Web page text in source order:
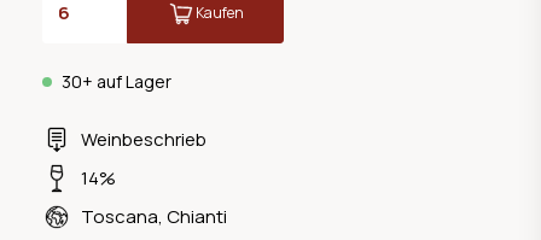
Weinbeschrieb
14%
Toscana, Chianti
30+ auf Lager
Kaufen